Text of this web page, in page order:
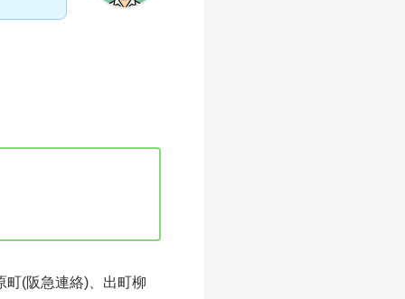
町(阪急連絡)、出町柳